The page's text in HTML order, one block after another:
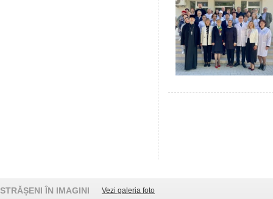
STRĂȘENI ÎN IMAGINI Vezi galeria foto